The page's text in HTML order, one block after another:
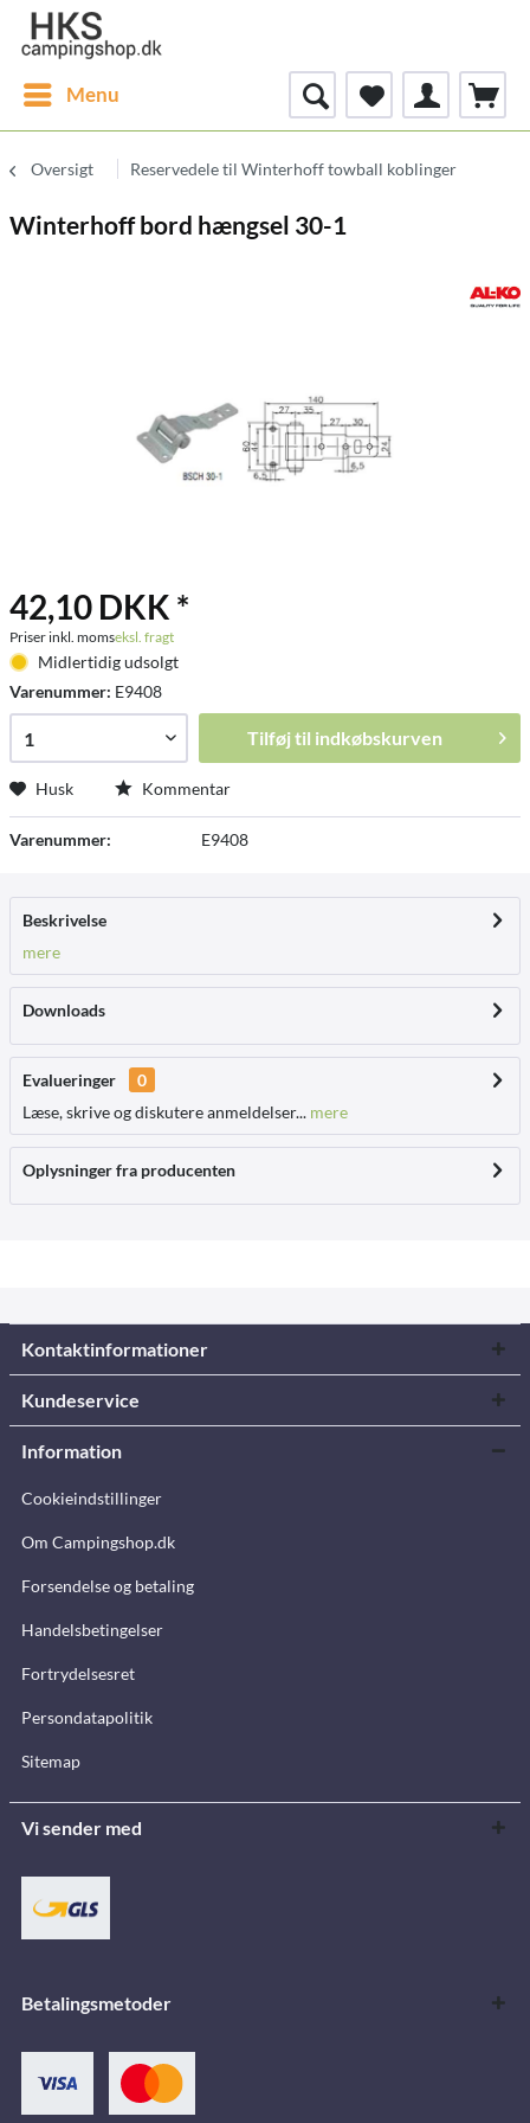
Menu
Oversigt Reservedele til Winterhoff towball koblinger
Winterhoff bord hængsel 30-1
42,10 DKK *
Priser inkl. momseksl. fragt
Midlertidig udsolgt
Varenummer: E9408
Tilføj til indkøbskurven
Husk Kommentar
Varenummer: E9408
Beskrivelse
mere
Downloads
Evalueringer
0
Læse, skrive og diskutere anmeldelser... mere
Oplysninger fra producenten
Kontaktinformationer
Kundeservice
Information
Cookieindstillinger
Om Campingshop.dk
Forsendelse og betaling
Handelsbetingelser
Fortrydelsesret
Persondatapolitik
Sitemap
Vi sender med
Betalingsmetoder